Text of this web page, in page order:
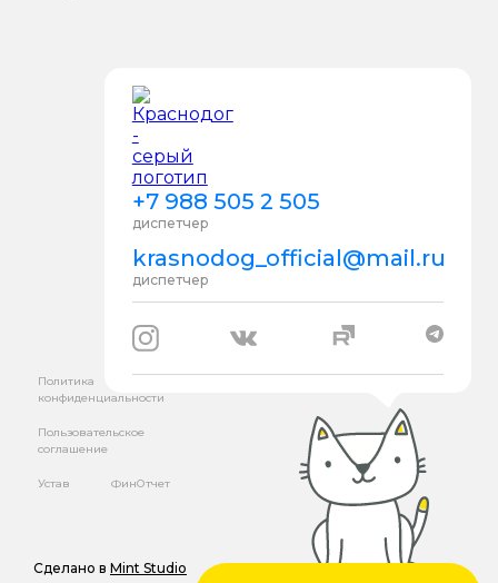
+7 988 505 2 505
диспетчер
krasnodog_official@mail.ru
диспетчер
Политика
конфиденциальности
Пользовательское
соглашение
Устав ФинОтчет
Сделано в Mint Studio